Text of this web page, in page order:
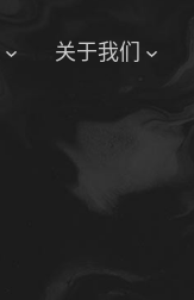
关于我们